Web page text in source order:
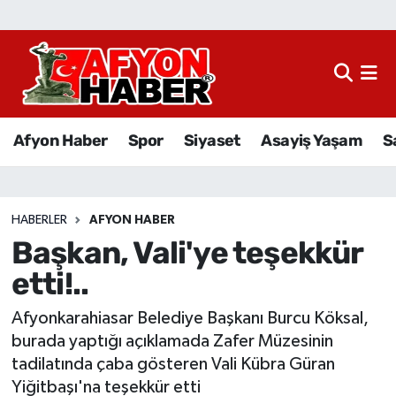
Afyon Haber Spor Siyaset Asayiş Yaşam
HABERLER AFYON HABER
Başkan, Vali'ye teşekkür
etti!..
Afyonkarahiasar Belediye Başkanı Burcu Köksal,
burada yaptığı açıklamada Zafer Müzesinin
tadilatında çaba gösteren Vali Kübra Güran
Yiğitbaşı'na teşekkür etti
Afyon Haber
Sağlık
Eğitim
Sivil Toplum
Ekonomi